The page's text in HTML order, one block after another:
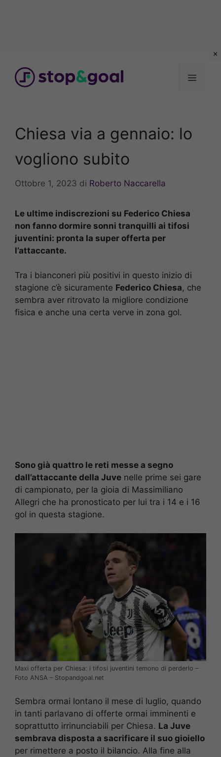
contenuto
Menu
Chiesa via a gennaio: lo
vogliono subito
Ottobre 1, 2023 di Roberto Naccarella
Le ultime indiscrezioni su Federico Chiesa
non fanno dormire sonni tranquilli ai tifosi
juventini: pronta la super offerta per
l’attaccante.
Tra i bianconeri più positivi in questo inizio di
stagione c’è sicuramente Federico Chiesa, che
sembra aver ritrovato la migliore condizione
fisica e anche una certa verve in zona gol.
Sono già quattro le reti messe a segno
dall’attaccante della Juve nelle prime sei gare
di campionato, per la gioia di Massimiliano
Allegri che ha pronosticato per lui tra i 14 e i 16
gol in questa stagione.
Maxi offerta per Chiesa: i tifosi juventini temono di perderlo –
Foto ANSA – Stopandgoal.net
Sembra ormai lontano il mese di luglio, quando
in tanti parlavano di offerte ormai imminenti e
soprattutto irrinunciabili per Chiesa. La Juve
sembrava disposta a sacrificare il suo gioiello
per rimettere a posto il bilancio. Alla fine alla